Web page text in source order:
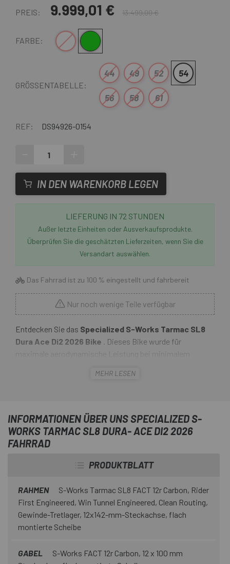
PREIS: 9.999,01 € 13.499,00 €
FARBE: Weiß Grün
GRÖSSENTABELLE:
44 49 52 54
56 58 61
REF: DS94926-0154
IN DEN WARENKORB LEGEN
LIEFERUNG IN 72 STUNDEN
Außer letzte Einheiten oder Ausverkaufsprodukte.
Überprüfen Sie die geschätzten Lieferzeiten, wenn Sie die
Versandart auswählen.
Das Fahrrad ist zu 100 % eingestellt und fahrbereit
Nur noch wenige Teile verfügbar
Entdecken Sie das Specialized S-Works Tarmac SL8
Dura Ace Di2 2026 Bike . Dieses Bike wurde für
Technologie, weltmeisterschaftserprobte Geometrie und
Kaufen Sie dasSpecialized S-Works Tarmac SL8 Dura
Ace Di2 2026 Bike beiEscapaund bringen Sie Ihre
Leistung auf das nächste Level.
MEHR LESEN
INFORMATIONEN ÜBER UNS SPECIALIZED S-
WORKS TARMAC SL8 DURA- ACE DI2 2026
FAHRRAD
PRODUKTBLATT
RAHMEN
S-Works Tarmac SL8 FACT 12r Carbon, Rider
First Engineered, Win Tunnel Engineered, Clean Routing,
Gewinde-Tretlager, 12x142-mm-Steckachse, flach
montierte Scheibe
GABEL
S-Works FACT 12r Carbon, 12 x 100 mm